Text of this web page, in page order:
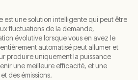
est une solution intelligente qui peut être
fluctuations de la demande,
évolutive lorsque vous en avez le
automatisé peut allumer et
produire uniquement la puissance
une meilleure efficacité, et une
des émissions.